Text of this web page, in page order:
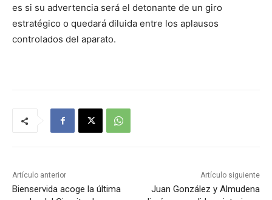
es si su advertencia será el detonante de un giro
estratégico o quedará diluida entre los aplausos
controlados del aparato.
Artículo anterior
Bienservida acoge la última
Artículo siguiente
Juan González y Almudena